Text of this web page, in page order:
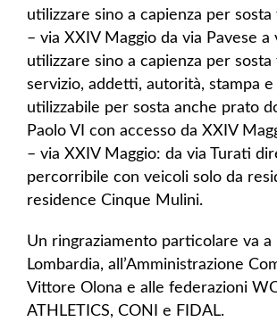
utilizzare sino a capienza per
– via XXIV Maggio da via Pavese a
utilizzare sino a capienza per sosta
servizio, addetti, autorità, stampa e
utilizzabile per sosta anche prato
Paolo VI con accesso da XXIV
– via XXIV Maggio: da via Turati
percorribile con veicoli solo da
residence Cinque Mulini.
Un ringraziamento particolare va a
Lombardia, all’Amministrazione
Vittore Olona e alle federazioni
ATHLETICS, CONI e FIDAL.